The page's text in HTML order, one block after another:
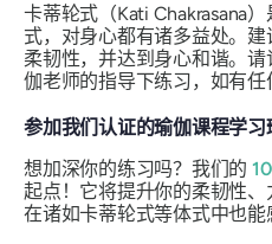
卡蒂轮式（Kati Chakrasana
式，对身心都有诸多益处。
柔韧性，并达到身心和谐。
伽老师的指导下练习，如有
参加我们认证的瑜伽课程学习
想加深你的练习吗？我们的
起点！它将提升你的柔韧性
在诸如卡蒂轮式等体式中也能